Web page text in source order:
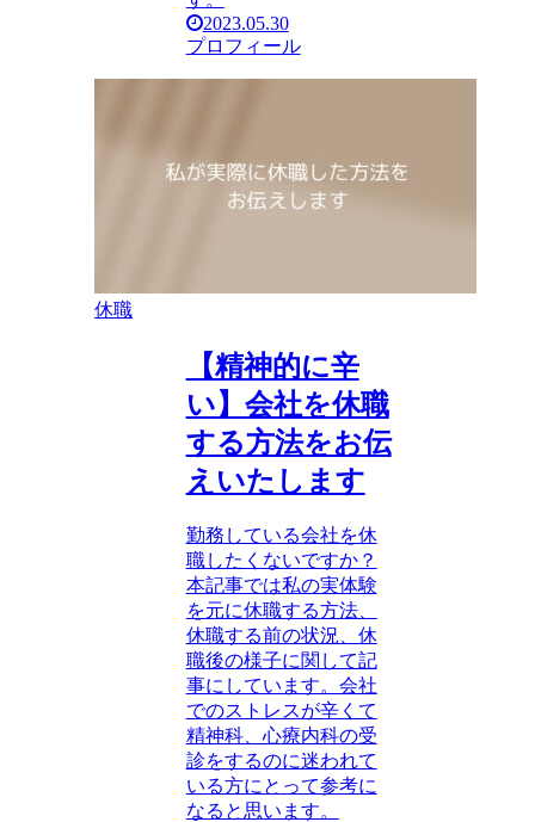
2023.05.30
プロフィール
休職
【精神的に辛
い】会社を休職
する方法をお伝
えいたします
勤務している会社を休
職したくないですか？
本記事では私の実体験
を元に休職する方法、
休職する前の状況、休
職後の様子に関して記
事にしています。会社
でのストレスが辛くて
精神科、心療内科の受
診をするのに迷われて
いる方にとって参考に
なると思います。